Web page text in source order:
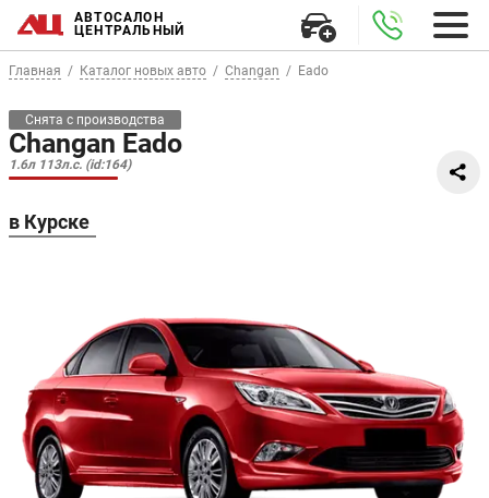
АВТОСАЛОН
ЦЕНТРАЛЬНЫЙ
Главная Каталог новых авто Changan Eado
Снята с производства
Changan Eado
1.6л 113л.с. (id:164)
в Курске